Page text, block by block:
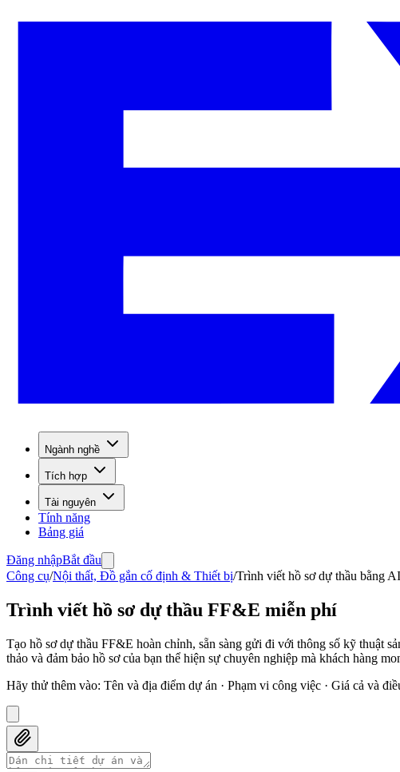
Ngành nghề
Tích hợp
Tài nguyên
Tính năng
Bảng giá
Đăng nhậpBắt đầu
Công cụ/Nội thất, Đồ gắn cố định & Thiết bị/Trình viết hồ sơ dự thầu bằng AI
Trình viết hồ sơ dự thầu FF&E miễn phí
Tạo hồ sơ dự thầu FF&E hoàn chỉnh, sẵn sàng gửi đi với thông số kỹ thuật
thảo và đảm bảo hồ sơ của bạn thể hiện sự chuyên nghiệp mà khách hàng
Hãy thử thêm vào: Tên và địa điểm dự án · Phạm vi công việc · Giá cả và